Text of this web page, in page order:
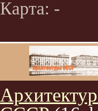
Карта: -